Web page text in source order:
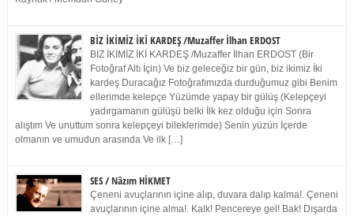
BİZ İKİMİZ İKİ KARDEŞ /Muzaffer İlhan ERDOST
BİZ İKİMİZ İKİ KARDEŞ /Muzaffer İlhan ERDOST (Bir
Fotoğraf Altı İçin) Ve biz geleceğiz bir gün, biz ikimiz İki
kardeş Duracağız Fotoğrafımızda durduğumuz gibi Benim
ellerimde kelepçe Yüzümde yapay bir gülüş (Kelepçeyi
yadırgamanın gülüşü belki İlk kez olduğu için Sonra
alıştım Ve unuttum sonra kelepçeyi bileklerimde) Senin yüzün İçerde
olmanın ve umudun arasında Ve ilk […]
SES / Nâzım HİKMET
Çeneni avuçlarının içine alıp, duvara dalıp kalma!. Çeneni
avuçlarının içine alma!. Kalk! Pencereye gel! Bak! Dışarda